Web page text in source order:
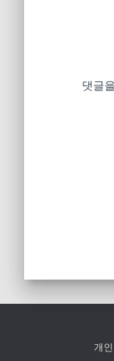
댓글
개